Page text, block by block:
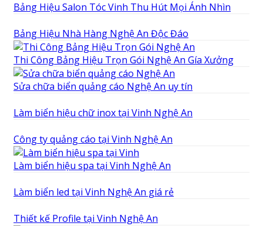
Bảng Hiệu Salon Tóc Vinh Thu Hút Mọi Ánh Nhìn
Bảng Hiệu Nhà Hàng Nghệ An Độc Đáo
Thi Công Bảng Hiệu Trọn Gói Nghệ An Gía Xưởng
Sửa chữa biển quảng cáo Nghệ An uy tín
Làm biển hiệu chữ inox tại Vinh Nghệ An
Công ty quảng cáo tại Vinh Nghệ An
Làm biển hiệu spa tại Vinh Nghệ An
Làm biển led tại Vinh Nghệ An giá rẻ
Thiết kế Profile tại Vinh Nghệ An